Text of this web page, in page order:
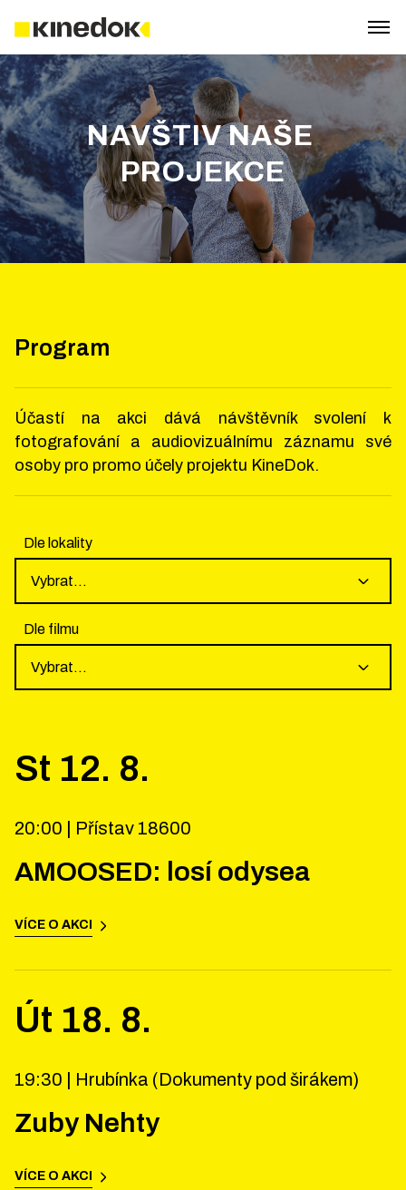
NAVŠTIV NAŠE
PROJEKCE
Program
Účastí na akci dává návštěvník svolení k
fotografování a audiovizuálnímu záznamu své
osoby pro promo účely projektu KineDok.
Dle lokality
Vybrat...
Dle filmu
Vybrat...
St 12. 8.
20:00 | Přístav 18600
AMOOSED: losí odysea
VÍCE O AKCI
Út 18. 8.
19:30 | Hrubínka (Dokumenty pod širákem)
Zuby Nehty
VÍCE O AKCI